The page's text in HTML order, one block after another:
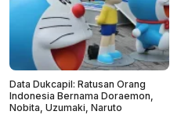
Data Dukcapil: Ratusan Orang
Indonesia Bernama Doraemon,
Nobita, Uzumaki, Naruto